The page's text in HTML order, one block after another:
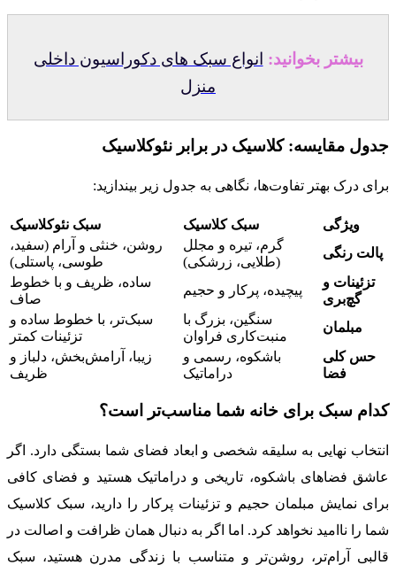
بیشتر بخوانید: انواع سبک های دکوراسیون داخلی
منزل
جدول مقایسه: کلاسیک در برابر نئوکلاسیک
برای درک بهتر تفاوت‌ها، نگاهی به جدول زیر بیندازید:
ویژگی سبک کلاسیک
سبک نئوکلاسیک
پالت رنگی
گرم، تیره و مجلل
(طلایی، زرشکی)
روشن، خنثی و آرام (سفید،
طوسی، پاستلی)
تزئینات و
گچ‌بری
پیچیده، پرکار و حجیم
ساده، ظریف و با خطوط
صاف
مبلمان
سنگین، بزرگ با
منبت‌کاری فراوان
سبک‌تر، با خطوط ساده و
تزئینات کمتر
حس کلی
فضا
باشکوه، رسمی و
دراماتیک
زیبا، آرامش‌بخش، دلباز و
ظریف
کدام سبک برای خانه شما مناسب‌تر است؟
انتخاب نهایی به سلیقه شخصی و ابعاد فضای شما بستگی دارد. اگر
عاشق فضاهای باشکوه، تاریخی و دراماتیک هستید و فضای کافی
برای نمایش مبلمان حجیم و تزئینات پرکار را دارید، سبک کلاسیک
شما را ناامید نخواهد کرد. اما اگر به دنبال همان ظرافت و اصالت در
قالبی آرام‌تر، روشن‌تر و متناسب با زندگی مدرن هستید، سبک